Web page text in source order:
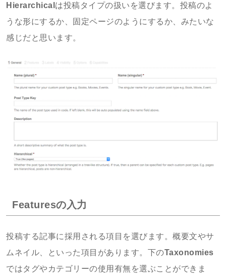
Hierarchical は投稿タイプの扱いを選びます。投稿のよ
うな形にするか、固定ページのようにするか、みたいな
感じだと思います。
Featuresの入力
投稿する記事に採用される項目を選びます。概要文やサ
ムネイル、といった項目があります。下のTaxonomies
ではタグやカテゴリーの使用有無を選ぶことができま